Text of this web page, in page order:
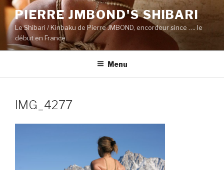
Aller
contenu
principal
PIERRE JMBOND'S SHIBARI
Le Shibari / Kinbaku de Pierre JMBOND, encordeur since …. le
début en France.
Menu
IMG_4277